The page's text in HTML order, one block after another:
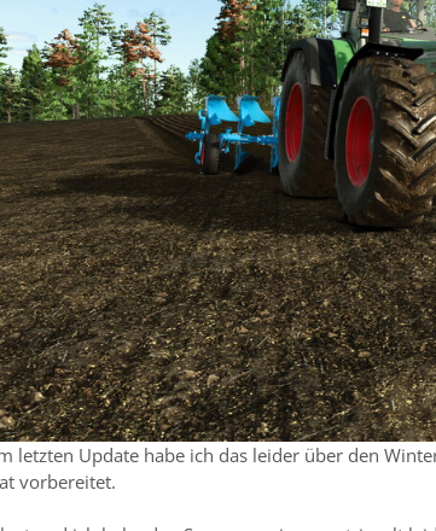
letzten Update habe ich das leider über den
vorbereitet.